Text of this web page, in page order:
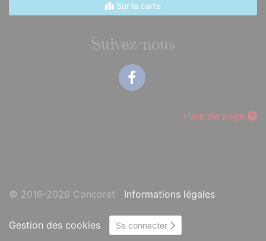
Sur la carte
Suivez-nous
Haut de page
© 2016-2026 Concoret Informations légales
Gestion des cookies Se connecter